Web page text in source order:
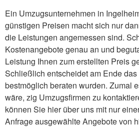
Ein Umzugsunternehmen in
günstigen Preisen macht sich nur
die Leistungen angemessen sind.
Kostenangebote genau an und
Leistung Ihnen zum erstellten Preis
Schließlich entscheidet am Ende
bestmöglich beraten wurden. Zumal
wäre, zig Umzugsfirmen zu
können Sie hier über uns mit nur
Anfrage ausgewählte Angebote von